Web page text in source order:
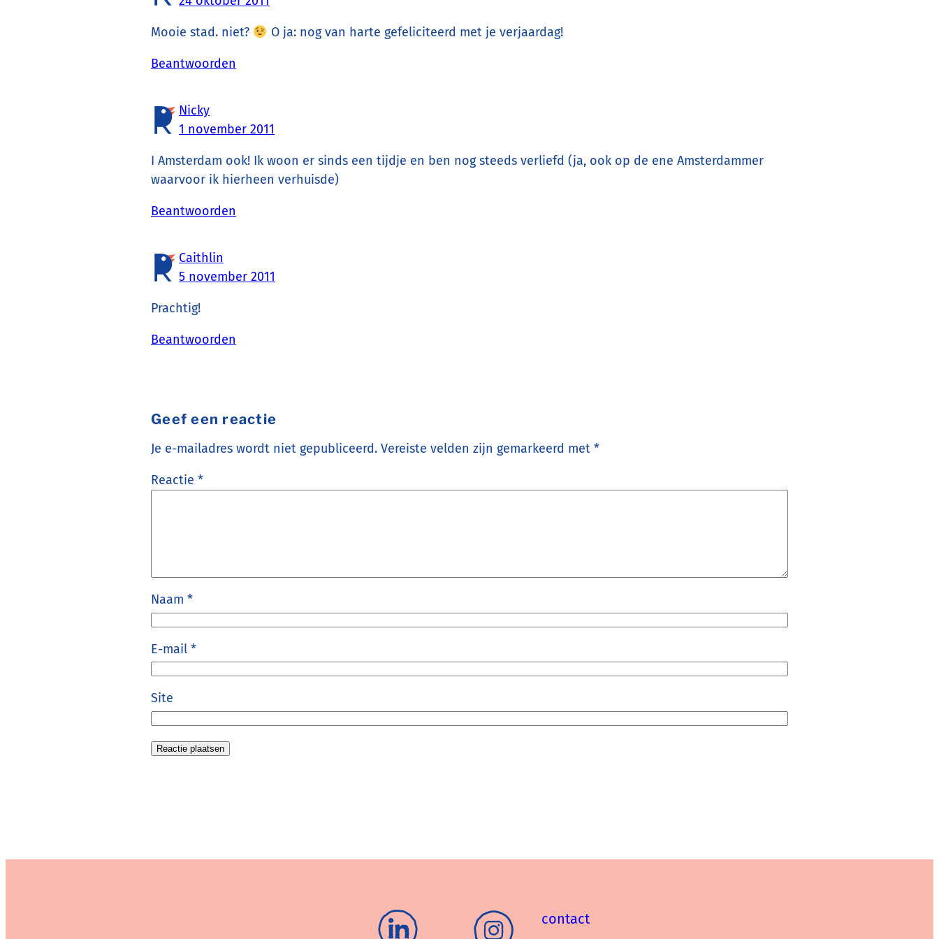
Mooie stad. niet? O ja: nog van harte gefeliciteerd met je verjaardag!
Beantwoorden
Nicky
1 november 2011
I Amsterdam ook! Ik woon er sinds een tijdje en ben nog steeds verliefd (ja, ook op de ene Amsterdammer
waarvoor ik hierheen verhuisde)
Beantwoorden
Caithlin
5 november 2011
Prachtig!
Beantwoorden
Geef een reactie
Je e-mailadres wordt niet gepubliceerd. Vereiste velden zijn gemarkeerd met *
Reactie *
Naam *
E-mail *
Site
contact